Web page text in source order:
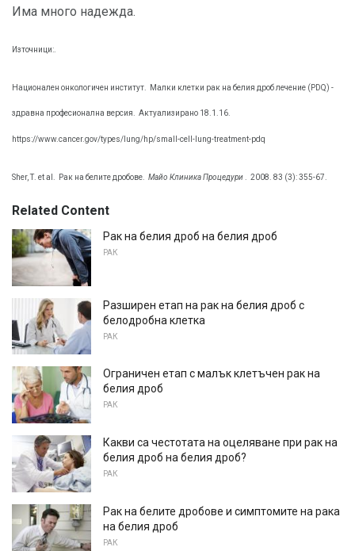
Има много надежда.
Източници:.
Национален онкологичен институт. Малки клетки рак на белия дроб лечение (PDQ) -
здравна професионална версия. Актуализирано 18.1.16.
https://www.cancer.gov/types/lung/hp/small-cell-lung-treatment-pdq
Sher, Т. et al. Рак на белите дробове. Майо Клиника Процедури 2008. 83 (3): 355-67.
Related Content
Рак на белия дроб на белия дроб
РАК
Разширен етап на рак на белия дроб с
белодробна клетка
РАК
Ограничен етап с малък клетъчен рак на
белия дроб
РАК
Какви са честотата на оцеляване при рак на
белия дроб на белия дроб?
РАК
Рак на белите дробове и симптомите на рака
на белия дроб
РАК